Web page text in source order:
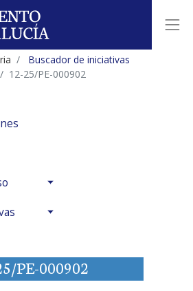
Buscador de iniciativas
12-25/PE-000902
PE-000902